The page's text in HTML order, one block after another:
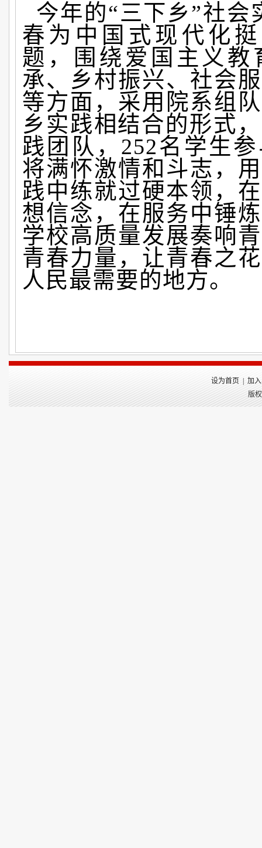
今年的“三下乡”社会
春为中国式现代化
题，围绕爱国主义教
承、乡村振兴、社会
等方面，采用院系组
乡实践相结合的形式
践团队，252名学生
将满怀激情和斗志，
践中练就过硬本领，
想信念，在服务中锤
学校高质量发展奏响
青春力量，让青春之
人民最需要的地方。
设为首页
加
版